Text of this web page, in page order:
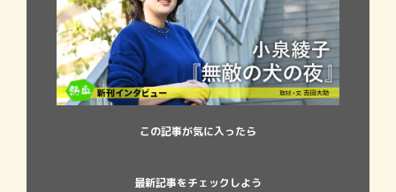
この記事が気に入ったら
最新記事をチェックしよう